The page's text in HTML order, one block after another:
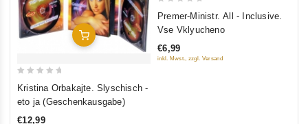
In Den Warenkorb
Kristina Orbakajte. Slyschisch -
eto ja (Geschenkausgabe)
€12,99
5
Premer-Ministr. All - Inclusive.
Vse Vklyucheno
€6,99
inkl. Mwst., zzgl. Versand